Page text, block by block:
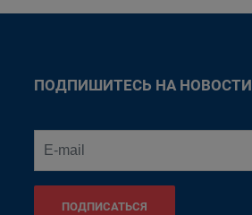
ПОДПИШИТЕСЬ НА НОВОСТИ
ПОДПИСАТЬСЯ